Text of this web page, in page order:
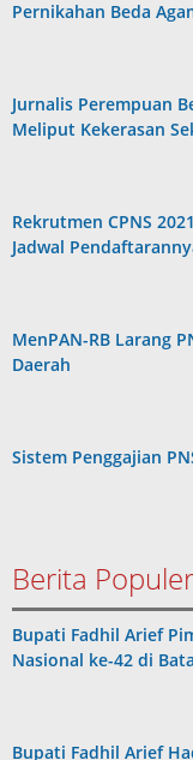
Pernikahan Beda
Jurnalis Perempuan
Meliput Kekerasan
Rekrutmen CPNS
Jadwal
MenPAN-RB Larang
Daerah
Sistem Penggajian
Berita Populer
Bupati Fadhil Arief
Nasional ke-42 di
Bupati Fadhil Arief